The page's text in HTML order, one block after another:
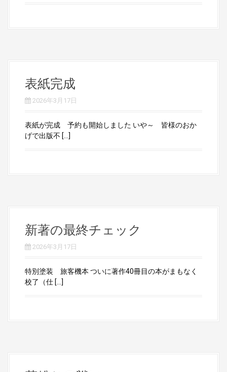
表紙完成
2026年3月17日
表紙が完成 予約も開始しました いや～ 皆様のおか
げで出版不 […]
新著の最終チェック
2026年3月17日
特別塗装 旅客機本 ついに著作40冊目の本がまもなく
校了（仕 […]